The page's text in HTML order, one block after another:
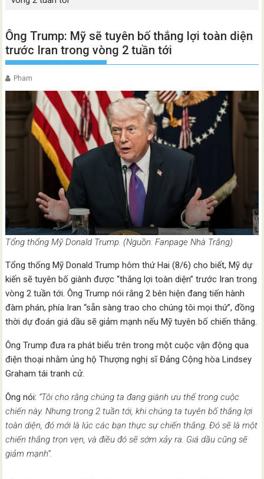
Ông Trump: Mỹ sẽ tuyên bố thắng lợi toàn diện
trước Iran trong vòng 2 tuần tới
Pham
Tổng thống Mỹ Donald Trump. (Nguồn: Fanpage Nhà Trắng)
Tổng thống Mỹ Donald Trump hôm thứ Hai (8/6) cho biết, Mỹ dự
kiến sẽ tuyên bố giành được “thắng lợi toàn diện” trước Iran trong
vòng 2 tuần tới. Ông Trump nói rằng 2 bên hiện đang tiến hành
đàm phán, phía Iran “sẵn sàng trao cho chúng tôi mọi thứ”, đồng
thời dự đoán giá dầu sẽ giảm mạnh nếu Mỹ tuyên bố chiến thắng.
Ông Trump đưa ra phát biểu trên trong một cuộc vận động qua
điện thoại nhằm ủng hộ Thượng nghị sĩ Đảng Cộng hòa Lindsey
Graham tái tranh cử.
Ông nói: “Tôi cho rằng chúng ta đang giành ưu thế trong cuộc
chiến này. Nhưng trong 2 tuần tới, khi chúng ta tuyên bố thắng lợi
toàn diện, đó mới là lúc các bạn thực sự chiến thắng. Đó sẽ là một
chiến thắng trọn vẹn, và điều đó sẽ sớm xảy ra. Giá dầu cũng sẽ
giảm mạnh”.